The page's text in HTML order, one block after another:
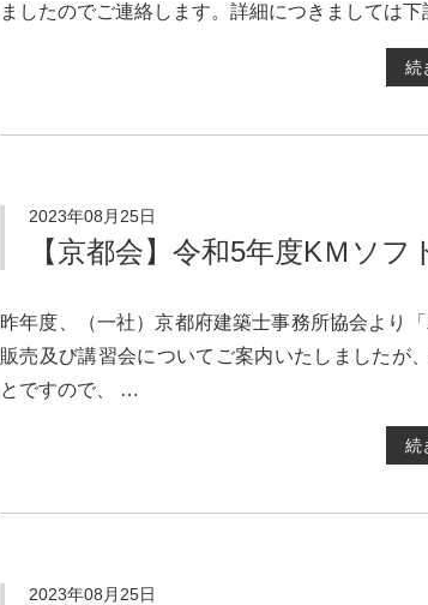
ましたのでご連絡します。詳細につきましては
続
2023年08月25日
【京都会】令和5年度KＭソ
昨年度、（一社）京都府建築士事務所協会より
販売及び講習会についてご案内いたしましたが
とですので、 …
続
2023年08月25日